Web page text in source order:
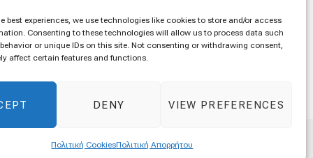
best experiences, we use technologies like cookies to store and/or access
Consenting to these technologies will allow us to process data such
or unique IDs on this site. Not consenting or withdrawing consent,
affect certain features and functions.
DENY VIEW PREFERENCES
Πολιτική CookiesΠολιτική Απορρήτου